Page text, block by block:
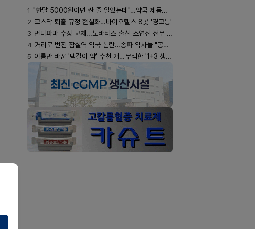
1 "한달 5000원이면 싼 줄 알았는데"…약국 제품과 비교해보니
2 코스닥 퇴출 규정 현실화…바이오헬스 8곳 '경고등'
3 먼디파마 수장 교체...노바티스 출신 조연진 전무 내정
4 거리로 번진 잠실역 약국 논란…송파 약사들 "공공성 훼손"
5 이름만 바꾼 '택갈이 약' 수천 개…무색한 '1+3 생동'